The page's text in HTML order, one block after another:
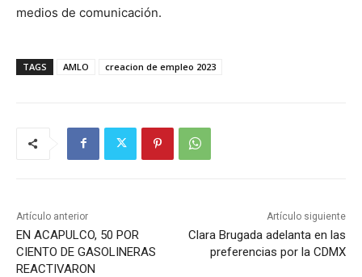
medios de comunicación.
TAGS AMLO creacion de empleo 2023
Artículo anterior
EN ACAPULCO, 50 POR
CIENTO DE GASOLINERAS
REACTIVARON
Artículo siguiente
Clara Brugada adelanta en las
preferencias por la CDMX